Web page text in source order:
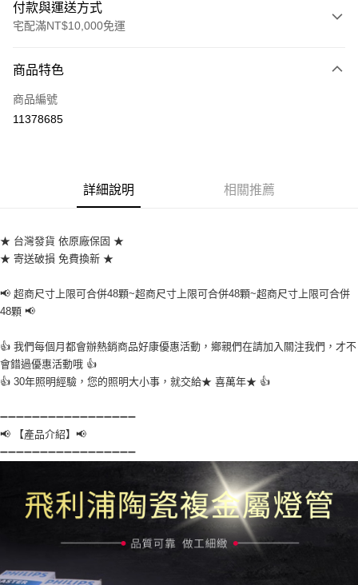
付款與運送方式
宅配滿NT$10,000免運
信用卡一次付款
超商取貨付款
全家取貨付款
7-11取貨付款
宅配
商品特色
商品編號
11378685
詳細說明 相關推薦
★ 台灣發貨 依原廠保固 ★
★ 寄送破損 免費換新 ★
📢 超商尺寸上限可合併48顆~超商尺寸上限可合併48顆~超商尺寸上限可合併
48顆 📢
👍 我們每個月都會辦熱銷商品好康優惠活動，鄉親們在請加入關注我們，才不
會錯過優惠活動哦 👍
👍 30年照明經驗，您的照明大小事，就交給★ 喜萬年★ 👍
➖➖➖➖➖➖➖➖➖➖➖➖➖➖➖➖➖
📢 【產品介紹】📢
➖➖➖➖➖➖➖➖➖➖➖➖➖➖➖➖➖